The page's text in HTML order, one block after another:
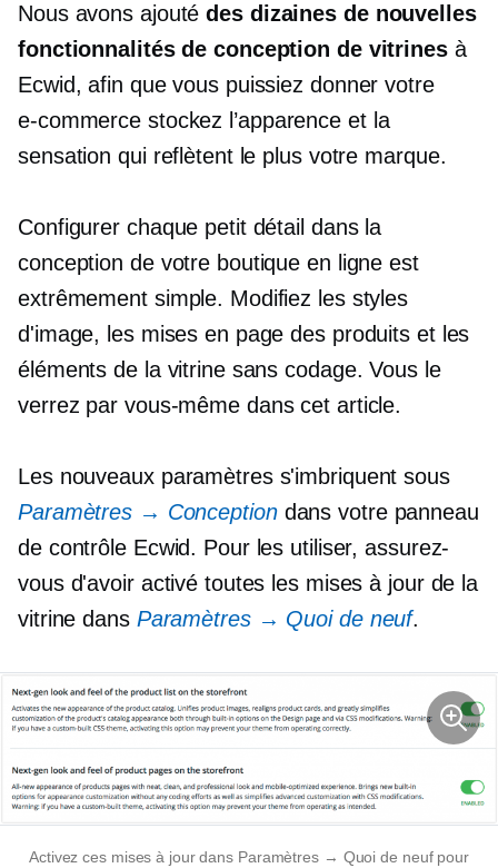
Nous avons ajoutédes dizaines de nouvelles
fonctionnalités de conception de vitrinesà
Ecwid, afin que vous puissiez donner votre
e-commerce stockez l’apparence et la
sensation qui reflètent le plus votre marque.
Configurer chaque petit détail dans la
conception de votre boutique en ligne est
extrêmement simple. Modifiez les styles
d'image, les mises en page des produits et les
éléments de la vitrine sans codage. Vous le
verrez par vous-même dans cet article.
Les nouveaux paramètres s'imbriquent sous
Paramètres → Conceptiondans votre panneau
de contrôle Ecwid. Pour les utiliser, assurez-
vous d'avoir activé toutes les mises à jour de la
vitrine dans Paramètres → Quoi de neuf.
Activez ces mises à jour dans Paramètres → Quoi de neuf pour